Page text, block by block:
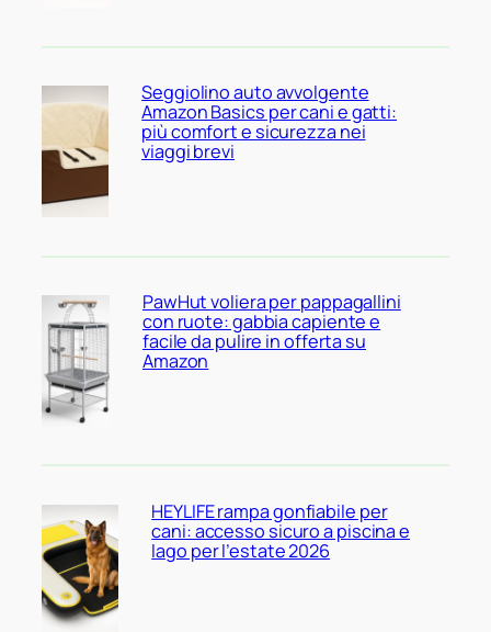
Seggiolino auto avvolgente
Amazon Basics per cani e gatti:
più comfort e sicurezza nei
viaggi brevi
PawHut voliera per pappagallini
con ruote: gabbia capiente e
facile da pulire in offerta su
Amazon
HEYLIFE rampa gonfiabile per
cani: accesso sicuro a piscina e
lago per l’estate 2026